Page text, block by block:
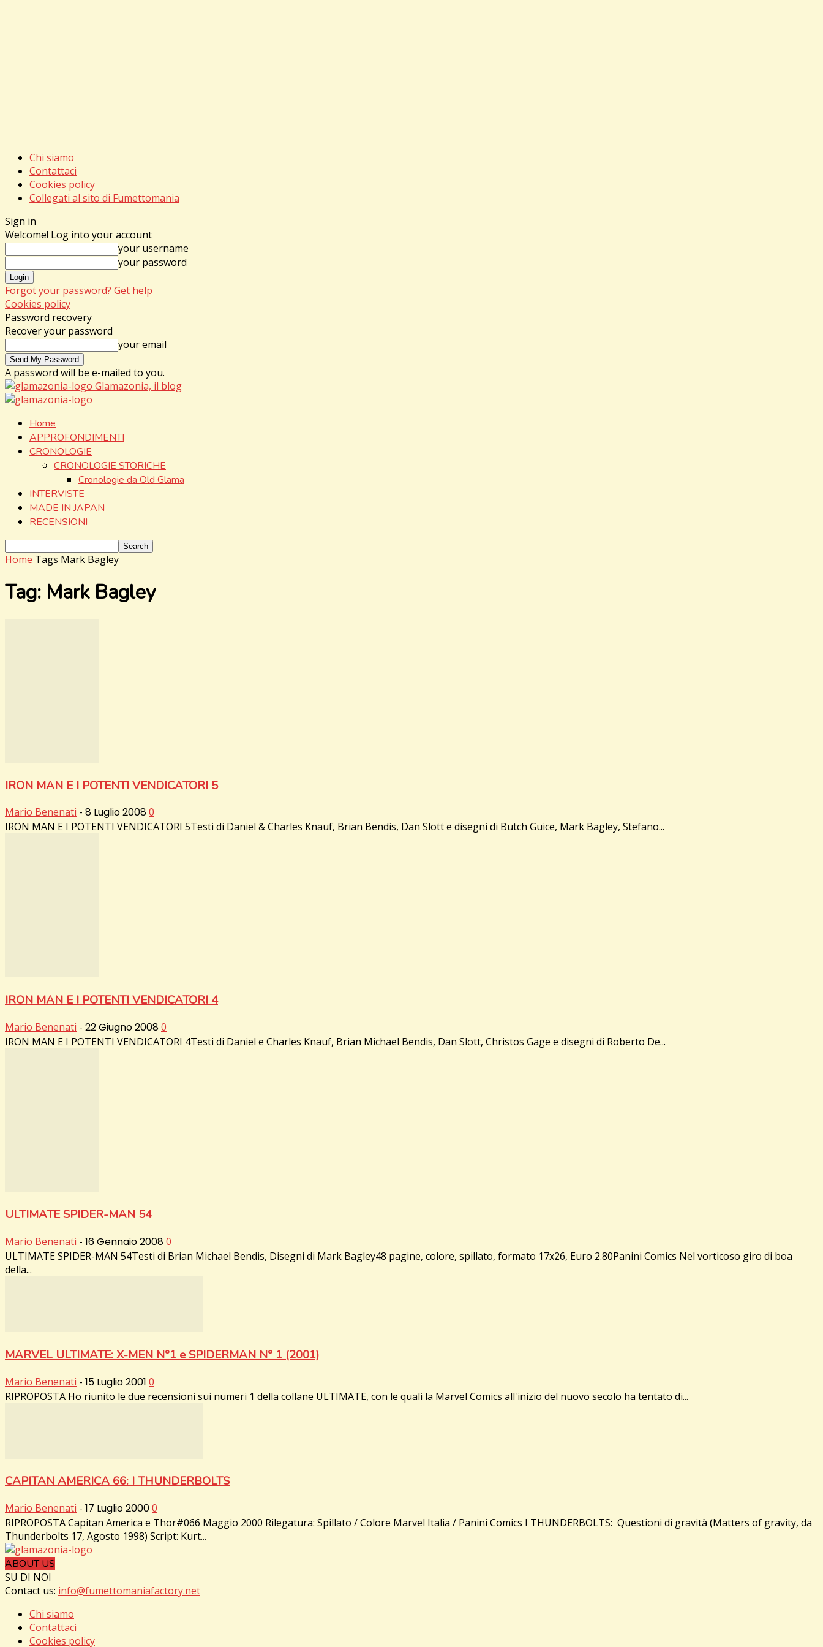
Chi siamo
Contattaci
Cookies policy
Collegati al sito di Fumettomania
Sign in
Welcome! Log into your account
your username
your password
Forgot your password? Get help
Cookies policy
Password recovery
Recover your password
your email
A password will be e-mailed to you.
Glamazonia, il blog
Home
APPROFONDIMENTI
CRONOLOGIE
CRONOLOGIE STORICHE
Cronologie da Old Glama
INTERVISTE
MADE IN JAPAN
RECENSIONI
Home Tags Mark Bagley
Tag: Mark Bagley
IRON MAN E I POTENTI VENDICATORI 5
Mario Benenati - 8 Luglio 20080
IRON MAN E I POTENTI VENDICATORI 5Testi di Daniel & Charles Knauf, Brian Bendis, Dan Slott e disegni di Butch Guice, Mark Bagley, Stefano...
IRON MAN E I POTENTI VENDICATORI 4
Mario Benenati - 22 Giugno 20080
IRON MAN E I POTENTI VENDICATORI 4Testi di Daniel e Charles Knauf, Brian Michael Bendis, Dan Slott, Christos Gage e disegni di Roberto De...
ULTIMATE SPIDER-MAN 54
Mario Benenati - 16 Gennaio 20080
ULTIMATE SPIDER-MAN 54Testi di Brian Michael Bendis, Disegni di Mark Bagley48 pagine, colore, spillato, formato 17x26, Euro 2.80Panini Comics Nel vorticoso giro di boa
della...
MARVEL ULTIMATE: X-MEN N°1 e SPIDERMAN N° 1 (2001)
Mario Benenati - 15 Luglio 2001 0
RIPROPOSTA Ho riunito le due recensioni sui numeri 1 della collane ULTIMATE, con le quali la Marvel Comics all'inizio del nuovo secolo ha tentato di...
CAPITAN AMERICA 66: I THUNDERBOLTS
Mario Benenati - 17 Luglio 20000
RIPROPOSTA Capitan America e Thor#066 Maggio 2000 Rilegatura: Spillato / Colore Marvel Italia / Panini Comics I THUNDERBOLTS: Questioni di gravità (Matters of gravity, da
Thunderbolts 17, Agosto 1998) Script: Kurt...
ABOUT US
SU DI NOI
Contact us: info@fumettomaniafactory.net
Chi siamo
Contattaci
Cookies policy